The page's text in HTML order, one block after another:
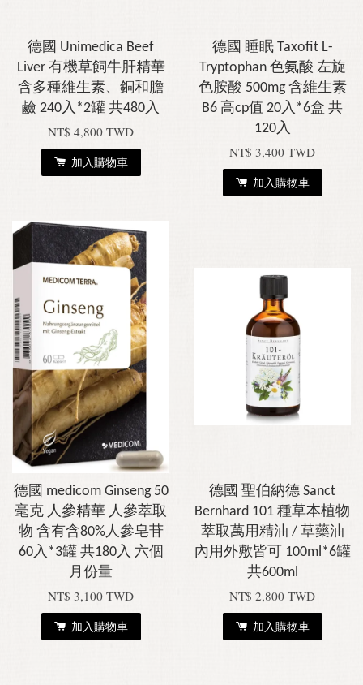
德國 Unimedica Beef
Liver 有機草飼牛肝精華
含多種維生素、銅和膽
鹼 240入*2罐 共480入
NT$ 4,800 TWD
加入購物車
德國 睡眠 Taxofit L-
Tryptophan 色氨酸 左旋
色胺酸 500mg 含維生素
B6 高cp值 20入*6盒 共
120入
NT$ 3,400 TWD
加入購物車
德國 medicom Ginseng 50
毫克 人參精華 人參萃取
物 含有含80%人參皂苷
60入*3罐 共180入 六個
月份量
NT$ 3,100 TWD
加入購物車
德國 聖伯納德 Sanct
Bernhard 101 種草本植物
萃取萬用精油 / 草藥油
內用外敷皆可 100ml*6罐
共600ml
NT$ 2,800 TWD
加入購物車